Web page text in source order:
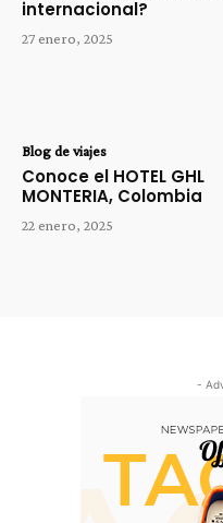
internacional?
27 enero, 2025
Blog de viajes
Conoce el HOTEL GHL
MONTERIA, Colombia
22 enero, 2025
-